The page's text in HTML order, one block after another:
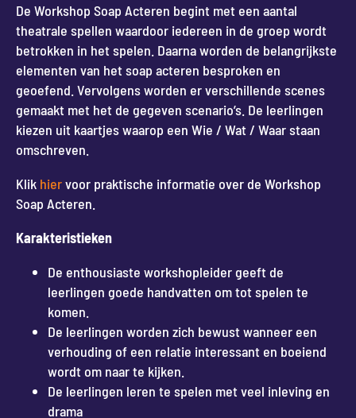
De Workshop Soap Acteren begint met een aantal
theatrale spellen waardoor iedereen in de groep wordt
betrokken in het spelen. Daarna worden de belangrijkste
elementen van het soap acteren besproken en
geoefend. Vervolgens worden er verschillende scenes
gemaakt met het de gegeven scenario’s. De leerlingen
kiezen uit kaartjes waarop een Wie / Wat / Waar staan
omschreven.
Klik hiervoor praktische informatie over de Workshop
Soap Acteren.
Karakteristieken
De enthousiaste workshopleider geeft de
leerlingen goede handvatten om tot spelen te
komen.
De leerlingen worden zich bewust wanneer een
verhouding of een relatie interessant en boeiend
wordt om naar te kijken.
De leerlingen leren te spelen met veel inleving en
drama